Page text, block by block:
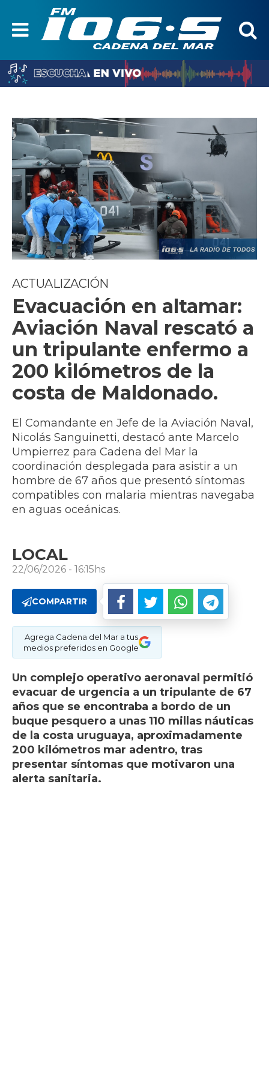
ACTUALIZACIÓN
Evacuación en altamar:
Aviación Naval rescató a
un tripulante enfermo a
200 kilómetros de la
costa de Maldonado.
El Comandante en Jefe de la Aviación Naval,
Nicolás Sanguinetti, destacó ante Marcelo
Umpierrez para Cadena del Mar la
coordinación desplegada para asistir a un
hombre de 67 años que presentó síntomas
compatibles con malaria mientras navegaba
en aguas oceánicas.
LOCAL
22/06/2026 - 16:15hs
COMPARTIR
Agrega Cadena del Mar a tus
medios preferidos en Google
Un complejo operativo aeronaval permitió
evacuar de urgencia a un tripulante de 67
años que se encontraba a bordo de un
buque pesquero a unas 110 millas náuticas
de la costa uruguaya, aproximadamente
200 kilómetros mar adentro, tras
presentar síntomas que motivaron una
alerta sanitaria.